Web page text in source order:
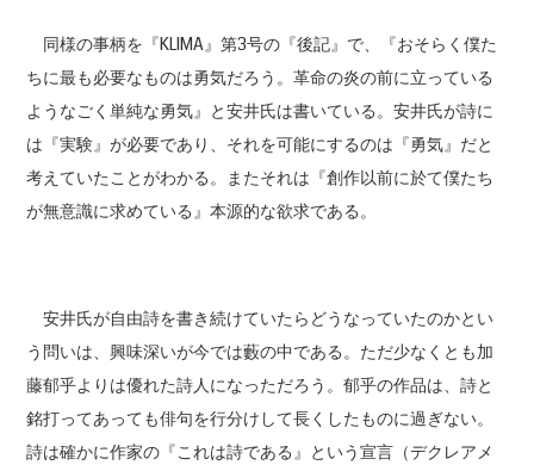
同様の事柄を『KLIMA』第3号の『後記』で、『おそらく僕た
ちに最も必要なものは勇気だろう。革命の炎の前に立っている
ようなごく単純な勇気』と安井氏は書いている。安井氏が詩に
は『実験』が必要であり、それを可能にするのは『勇気』だと
考えていたことがわかる。またそれは『創作以前に於て僕たち
が無意識に求めている』本源的な欲求である。
安井氏が自由詩を書き続けていたらどうなっていたのかとい
う問いは、興味深いが今では藪の中である。ただ少なくとも加
藤郁乎よりは優れた詩人になっただろう。郁乎の作品は、詩と
銘打ってあっても俳句を行分けして長くしたものに過ぎない。
詩は確かに作家の『これは詩である』という宣言（デクレアメ